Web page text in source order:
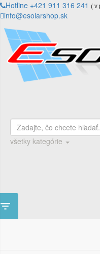
Hotline +421 911 316 241 ( v
info@esolarshop.sk
všetky kategórie